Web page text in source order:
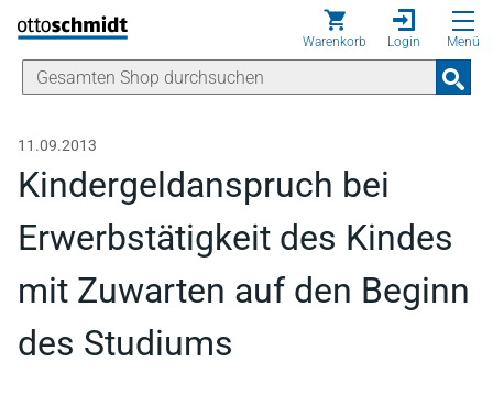
Direkt zum Inhalt
Warenkorb Login Menü
11.09.2013
Kindergeldanspruch bei
Erwerbstätigkeit des Kindes
mit Zuwarten auf den Beginn
des Studiums